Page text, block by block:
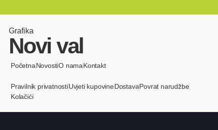
Grafika
Novi val
PočetnaNovostiO namaKontakt
Pravilnik privatnostiUvjeti kupovineDostavaPovrat narudžbe
Kolačići